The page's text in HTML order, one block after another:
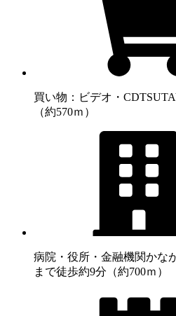
買い物：ビデオ・CD
（約570ｍ）
病院・役所・金融機関かな
まで徒歩約9分（約700ｍ）